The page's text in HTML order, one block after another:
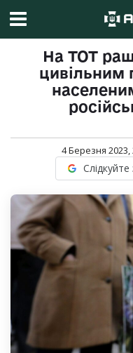
На ТОТ
цивільним
4 Березня 2023,